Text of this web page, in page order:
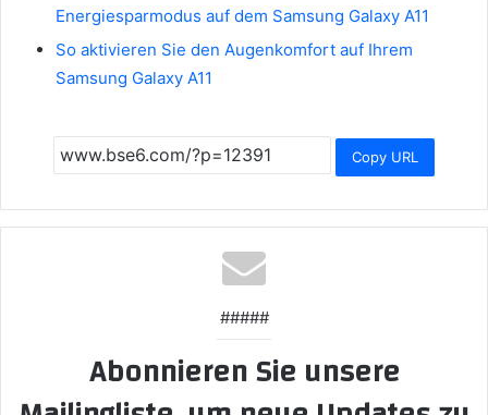
Energiesparmodus auf dem Samsung Galaxy A11
So aktivieren Sie den Augenkomfort auf Ihrem
Samsung Galaxy A11
Copy URL
#####
Abonnieren Sie unsere